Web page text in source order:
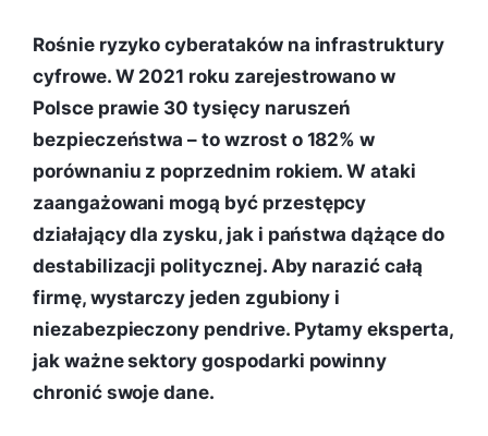
Rośnie ryzyko cyberataków na infrastruktury
cyfrowe. W 2021 roku zarejestrowano w
Polsce prawie 30 tysięcy naruszeń
bezpieczeństwa – to wzrost o 182% w
porównaniu z poprzednim rokiem. W ataki
zaangażowani mogą być przestępcy
działający dla zysku, jak i państwa dążące do
destabilizacji politycznej. Aby narazić całą
firmę, wystarczy jeden zgubiony i
niezabezpieczony pendrive. Pytamy eksperta,
jak ważne sektory gospodarki powinny
chronić swoje dane.